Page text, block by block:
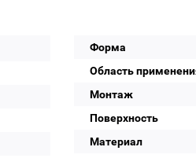
Форма
Область
Монтаж
Поверхность
Материал